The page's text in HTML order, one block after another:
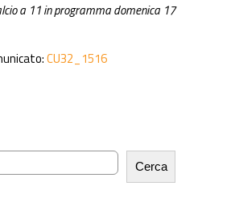
a 11 in programma domenica 17
CU32_1516
Cerca